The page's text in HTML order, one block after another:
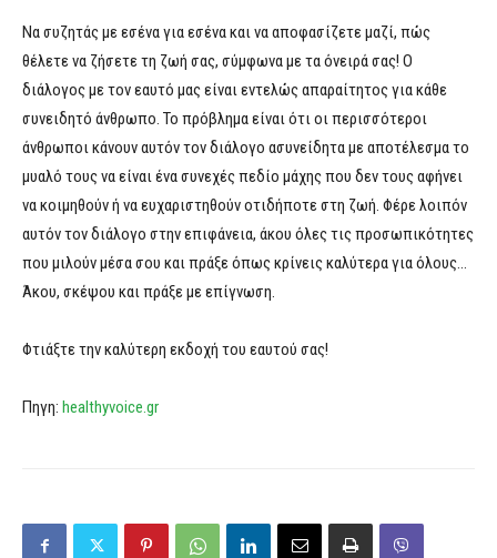
Να συζητάς με εσένα για εσένα και να αποφασίζετε μαζί, πώς
θέλετε να ζήσετε τη ζωή σας, σύμφωνα με τα όνειρά σας! Ο
διάλογος με τον εαυτό μας είναι εντελώς απαραίτητος για κάθε
συνειδητό άνθρωπο. Το πρόβλημα είναι ότι οι περισσότεροι
άνθρωποι κάνουν αυτόν τον διάλογο ασυνείδητα με αποτέλεσμα το
μυαλό τους να είναι ένα συνεχές πεδίο μάχης που δεν τους αφήνει
να κοιμηθούν ή να ευχαριστηθούν οτιδήποτε στη ζωή. Φέρε λοιπόν
αυτόν τον διάλογο στην επιφάνεια, άκου όλες τις προσωπικότητες
που μιλούν μέσα σου και πράξε όπως κρίνεις καλύτερα για όλους…
Άκου, σκέψου και πράξε με επίγνωση.
Φτιάξτε την καλύτερη εκδοχή του εαυτού σας!
Πηγη: healthyvoice.gr